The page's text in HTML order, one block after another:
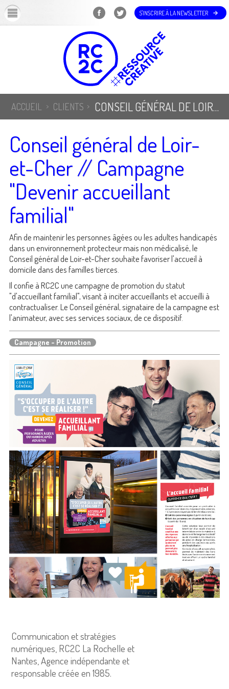
S'INSCRIRE À LA NEWSLETTER
ACCUEIL CLIENTS CONSEIL GÉNÉRAL DE LOIR-ET-CHER // CAMPAGNE "DEVENIR ACCUEILLANT FAMILIAL"
Conseil général de Loir-
et-Cher // Campagne
"Devenir accueillant
familial"
Afin de maintenir les personnes âgées ou les adultes handicapés
dans un environnement protecteur mais non médicalisé, le
Conseil général de Loir-et-Cher souhaite favoriser l'accueil à
domicile dans des familles tierces.
Il confie à RC2C une campagne de promotion du statut
"d'accueillant familial", visant à inciter accueillants et accueilli à
contractualiser. Le Conseil général, signataire de la campagne est
l'animateur, avec ses services sociaux, de ce dispositif.
Campagne - Promotion
Communication et stratégies
numériques, RC2C La Rochelle et
Nantes, Agence indépendante et
responsable créée en 1985.